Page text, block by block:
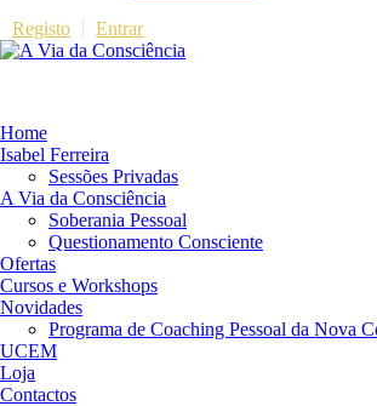
Registo Entrar
Home
Isabel Ferreira
Sessões Privadas
A Via da Consciência
Soberania Pessoal
Questionamento Consciente
Ofertas
Cursos e Workshops
Novidades
Programa de Coaching Pessoal da Nova
UCEM
Loja
Contactos